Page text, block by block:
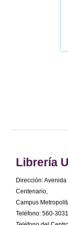
Librería
Dirección:
Centenario,
Campus
Teléfono: 560-3031